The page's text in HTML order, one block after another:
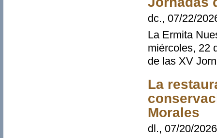
dc., 07/22/
La Ermita
miércoles, 22
de las XV
La
Morales
dl., 07/20/